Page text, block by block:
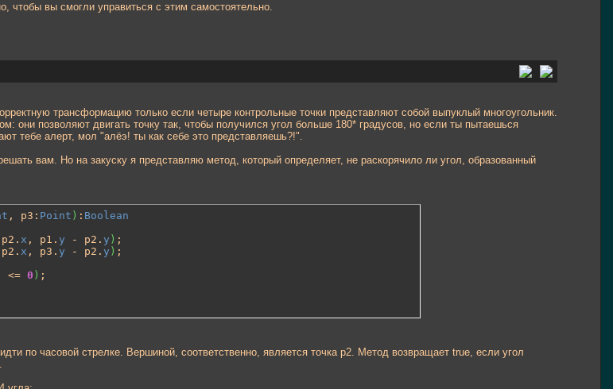
чтобы вы смогли управиться с этим самостоятельно.
трансформацию только если четыре контрольные точки представляют собой выпуклый многоугольник.
они позволяют двигать точку так, чтобы получился угол больше 180* градусов, но если ты пытаешься
тебе алерт, мол "алёэ! ты как себе это представляешь?!".
вам. Но на закуску я представляю метод, который определяет, не раскорячило ли угол, образованный
, p3: Point ) : Boolean
x , p1. y - p2. y ) ;
x , p3. y - p2. y ) ;
<= 0 )
по часовой стрелке. Вершиной, соответственно, является точка p2. Метод возвращает true, если угол